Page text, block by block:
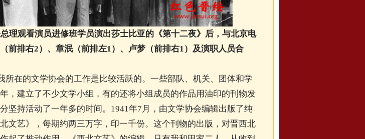
理观看演员进修班学员演出莎士比亚的《第十二夜》后，与北京电
前排右2）、章泯（前排左1）、卢梦（前排右1）及演职人员合
所在的文学协会的工作是比较活跃的。一些部队、机关、团体和学
，建立了不少文学小组，有的还将小组成员的作品用油印的刊物发
坚持活动了一年多的时间。1941年7月，由文学协会编辑出版了纯
文艺》，每期约两三万字，印一千份。这个刊物的出版，对晋西北